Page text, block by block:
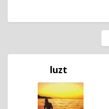
luzt